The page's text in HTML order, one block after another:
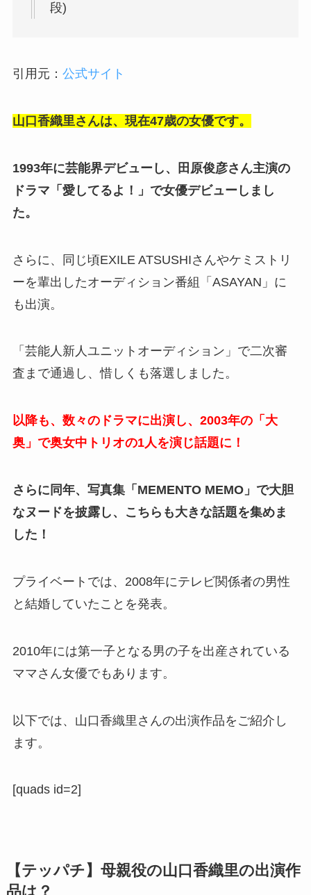
段)
引用元： 公式サイト
山口香織里さんは、現在47歳の女優です。
1993年に芸能界デビューし、田原俊彦さん主演の
ドラマ「愛してるよ！」で女優デビューしまし
た。
さらに、同じ頃EXILE ATSUSHIさんやケミストリ
ーを輩出したオーディション番組「ASAYAN」に
も出演。
「芸能人新人ユニットオーディション」で二次審
査まで通過し、惜しくも落選しました。
以降も、数々のドラマに出演し、2003年の「大
奥」で奥女中トリオの1人を演じ話題に！
さらに同年、写真集「MEMENTO MEMO」で大胆
なヌードを披露し、こちらも大きな話題を集めま
した！
プライベートでは、2008年にテレビ関係者の男性
と結婚していたことを発表。
2010年には第一子となる男の子を出産されている
ママさん女優でもあります。
以下では、山口香織里さんの出演作品をご紹介し
ます。
[quads id=2]
【テッパチ】母親役の山口香織里の出演作